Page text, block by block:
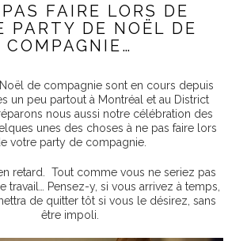
FAIRE LORS DE
PARTY DE NOËL DE
COMPAGNIE…
Noël de compagnie sont en cours depuis
un peu partout à Montréal et au District
nous aussi notre célébration des
unes des choses à ne pas faire lors
votre party de compagnie.
retard. Tout comme vous ne seriez pas
travail… Pensez-y, si vous arrivez à temps,
de quitter tôt si vous le désirez, sans
être impoli.